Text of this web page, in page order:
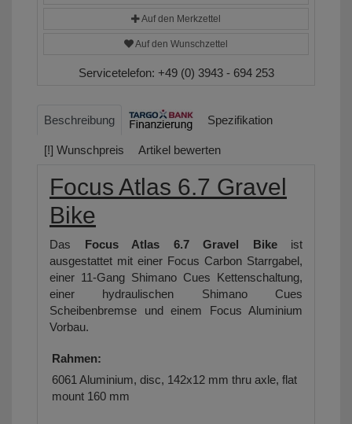
Auf den Merkzettel
Auf den Wunschzettel
Servicetelefon: +49 (0) 3943 - 694 253
Beschreibung Spezifikation
[!] Wunschpreis Artikel bewerten
Focus Atlas 6.7 Gravel
Bike
Das Focus Atlas 6.7 Gravel Bikeist
ausgestattet mit einer Focus Carbon Starrgabel,
einer 11-Gang Shimano Cues Kettenschaltung,
einer hydraulischen Shimano Cues
Scheibenbremse und einem Focus Aluminium
Vorbau.
Rahmen:
6061 Aluminium, disc, 142x12 mm thru axle, flat
mount 160 mm